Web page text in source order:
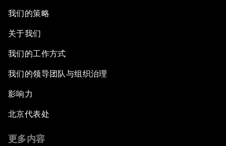
我们的策略
关于我们
我们的工作方式
我们的领导团队与组织治理
影响力
北京代表处
更多内容